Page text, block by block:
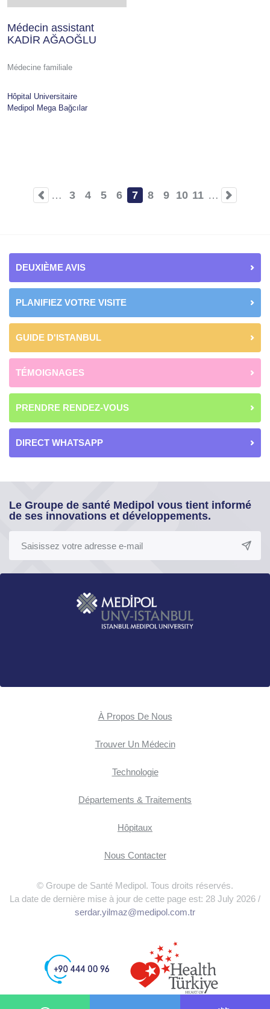
Médecin assistant
KADİR AĞAOĞLU
Médecine familiale
Hôpital Universitaire
Medipol Mega Bağcılar
… Page
3 Page
4 Page
5 Page
6
Current
7 Page
8 Page
9 Page
10 Page
11 …
DEUXIÈME AVIS
PLANIFIEZ VOTRE VISITE
GUIDE D'ISTANBUL
TÉMOIGNAGES
PRENDRE RENDEZ-VOUS
DIRECT WHATSAPP
Le Groupe de santé Medipol vous tient informé
de ses innovations et développements.
À Propos De Nous
Trouver Un Médecin
Technologie
Départements & Traitements
Hôpitaux
Nous Contacter
© Groupe de Santé Medipol. Tous droits réservés.
La date de dernière mise à jour de cette page est: 28 July 2026 /
serdar.yilmaz@medipol.com.tr